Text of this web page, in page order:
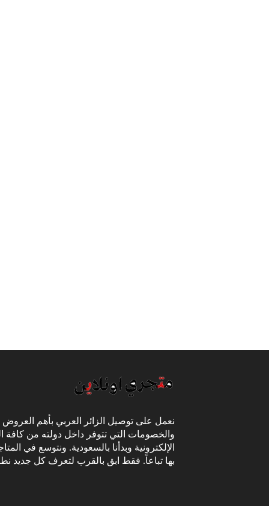
نعمل على توصيل الزائر العربي بأهم العروض
والخصومات التي تتوفر داخل دولته من كافة
الإلكترونية وبدأنا بالسعودية. ونتوسع في
بها تباعاً. فقط ابق بالقرب لتعرف كل جديد